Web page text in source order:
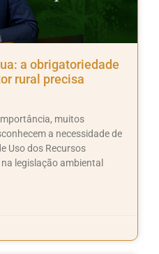
a obrigatoriedade
rural precisa
muitos
a necessidade de
Uso dos Recursos
legislação ambiental